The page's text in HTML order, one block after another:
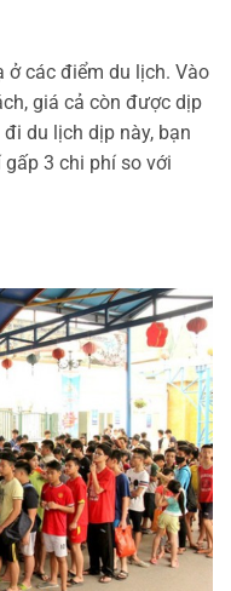
ở các điểm du lịch. Vào
giá cả còn được dịp
du lịch dịp này, bạn
3 chi phí so với